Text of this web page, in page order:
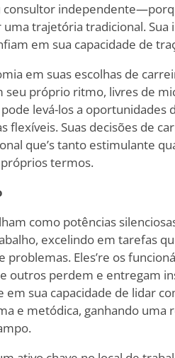
consultor
trajetória tradicional. Sua
em sua capacidade de
em suas escolhas de
próprio ritmo, livres de
levá-los a oportunidades
flexíveis. Suas decisões de
que’s tanto estimulante
termos.
como potências
excelindo em tarefas
problemas. Eles’re os
outros perdem e entregam
sua capacidade de lidar
e metódica, ganhando uma